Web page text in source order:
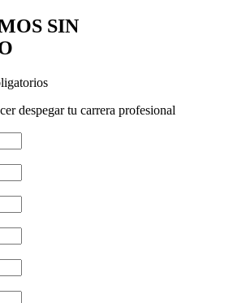
SIN
despegar tu carrera profesional